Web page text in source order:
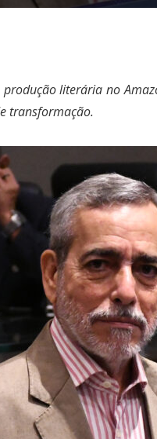
literária no
transformação.